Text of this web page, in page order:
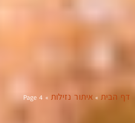
דף הבית» איתור נזילות »
Page 4